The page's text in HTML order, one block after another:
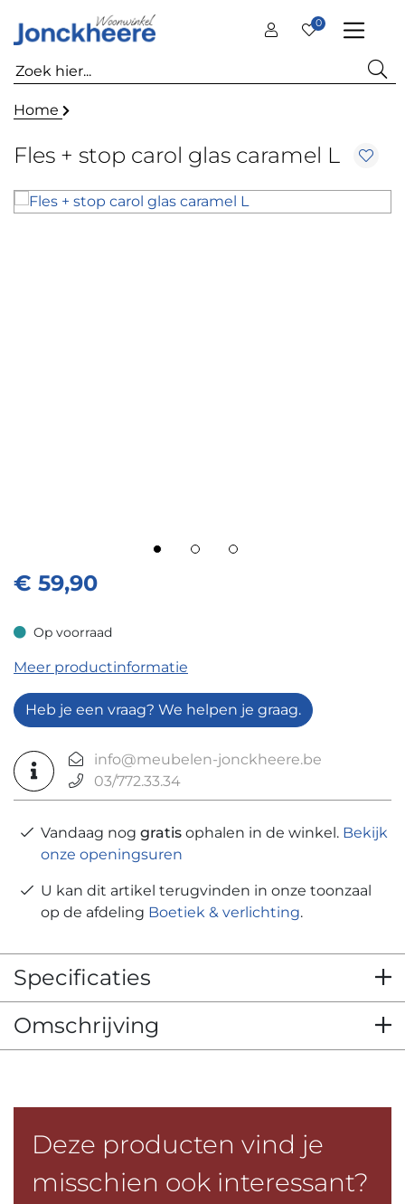
0
Home
Fles + stop carol glas caramel L
€ 59,90
Op voorraad
Op voorraad
Meer productinformatie
Heb je een vraag? We helpen je graag.
info@meubelen-jonckheere.be
03/772.33.34
Vandaag nog gratis ophalen in de winkel. Bekijk
onze openingsuren
U kan dit artikel terugvinden in onze toonzaal
op de afdeling Boetiek & verlichting.
Specificaties
Omschrijving
Deze producten vind je
misschien ook interessant?